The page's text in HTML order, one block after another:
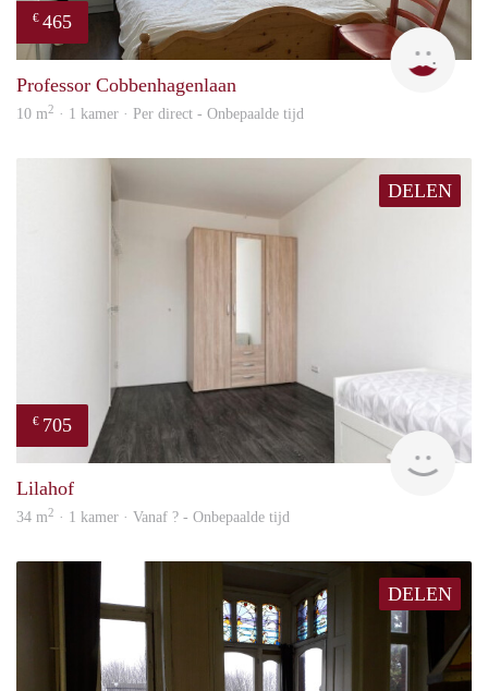
€ 465
T
Professor Cobbenhagenlaan
10 m2 · 1 kamer · Per direct - Onbepaalde tijd
DELEN
€ 705
Lilahof
34 m2 · 1 kamer · Vanaf ? - Onbepaalde tijd
DELEN